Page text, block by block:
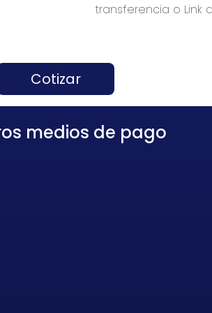
transferencia o Link
Cotizar
medios de pago